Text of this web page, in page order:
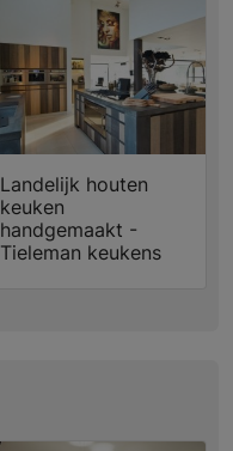
Landelijk houten
keuken
handgemaakt -
Tieleman keukens